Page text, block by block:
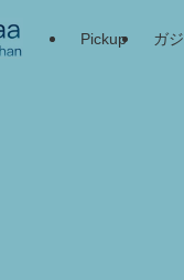
Pickup ガ